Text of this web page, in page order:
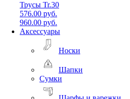
Трусы Tr.30
576.00 руб.
960.00 руб.
Аксессуары
Носки
Шапки
Сумки